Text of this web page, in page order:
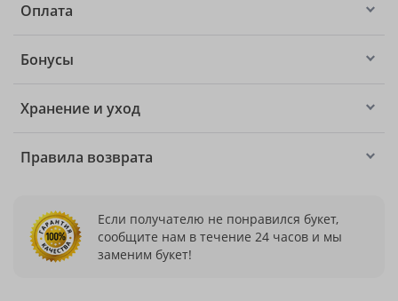
Оплата
Бонусы
Хранение и уход
Правила возврата
Если получателю не понравился букет,
сообщите нам в течение 24 часов и мы
заменим букет!